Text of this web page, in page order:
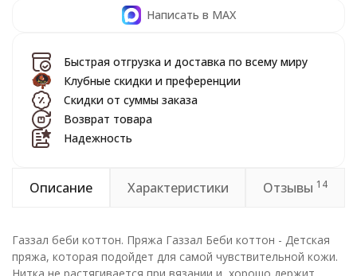
Написать в MAX
Быстрая отгрузка и доставка по всему миру
Клубные скидки и преференции
Скидки от суммы заказа
Возврат товара
Надежность
Описание Характеристики Отзывы 14
Газзал беби коттон. Пряжа Газзал Беби коттон - Детская
пряжа, которая подойдет для самой чувствительной кожи.